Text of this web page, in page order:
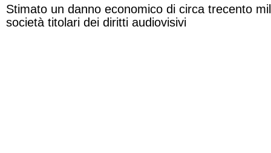
Stimato un danno economico di circa trecento
società titolari dei diritti audiovisivi